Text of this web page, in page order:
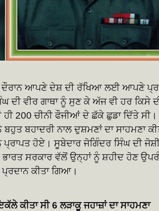
ਦੌਰਾਨ ਆਪਣੇ ਦੇਸ਼ ਦੀ ਰੱਖਿਆ ਲਈ ਆਪਣੇ
ਦੀ ਵੀਰ ਗਾਥਾ ਨੂੰ ਸੁਣ ਕੇ ਅੱਜ ਵੀ ਹਰ ਕਿਸੇ
200 ਚੀਨੀ ਫੌਜੀਆਂ ਦੇ ਛੱਕੇ ਛੁਡਾ ਦਿੱਤੇ ਸੀ।
ਬਹੁਤ ਬਹਾਦਰੀ ਨਾਲ ਦੁਸ਼ਮਣਾਂ ਦਾ
ਹੋਏ। ਸੂਬੇਦਾਰ ਜੋਗਿੰਦਰ ਸਿੰਘ ਦੀ
ਭਾਰਤ ਸਰਕਾਰ ਵੱਲੋਂ ਉਨ੍ਹਾਂ ਨੂੰ ਸ਼ਹੀਦ ਹੋਣ
ਕੀਤਾ ਗਿਆ।
ਕੀਤਾ ਸੀ 6 ਲੜਾਕੂ ਜਹਾਜ਼ਾਂ ਦਾ ਸਾਹਮਣਾ